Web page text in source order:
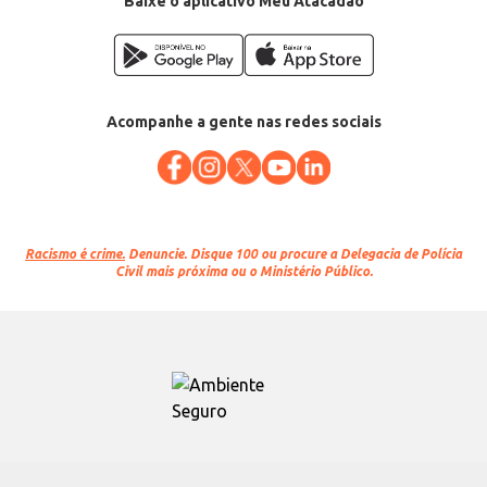
Acompanhe a gente nas redes sociais
Racismo é crime. Denuncie. Disque 100 ou procure a Delegacia de Polícia
Civil mais próxima ou o Ministério Público.